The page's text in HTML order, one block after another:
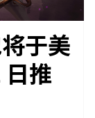
于美
日推